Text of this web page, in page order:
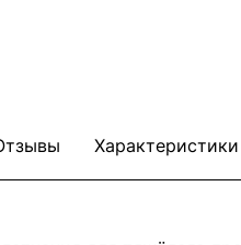
Характеристики